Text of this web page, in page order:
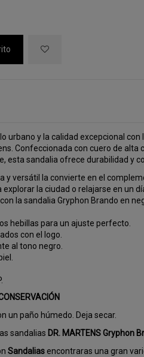
urbano y la calidad excepcional
Confeccionada con cuero de alta
esta sandalia ofrece durabilidad y
y versátil la convierte en el
explorar la ciudad o relajarse en un
la sandalia Gryphon Brando en
hebillas para un ajuste perfecto.
con el logo.
al tono negro.
un paño húmedo. Deja secar.
sandalias DR. MARTENS Gryphon
Sandaliasencontraras una gran